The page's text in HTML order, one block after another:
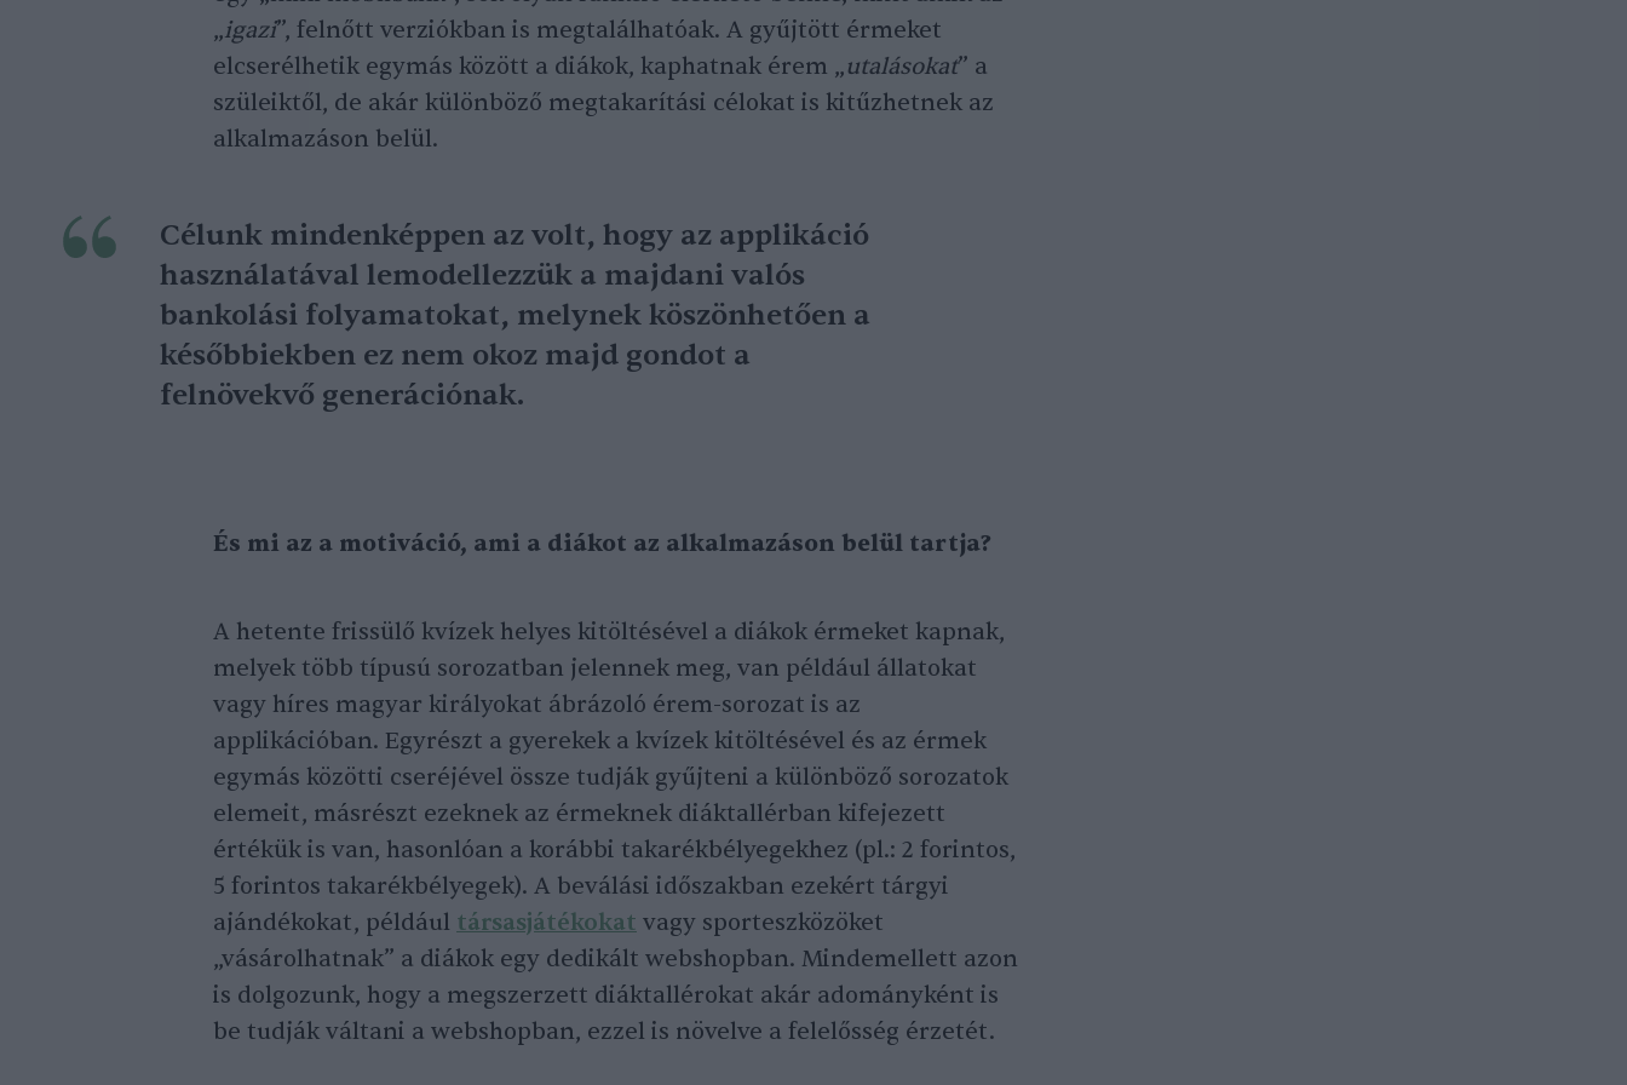
„igazi”, felnőtt verziókban is megtalálhatóak. A gyűjtött érmeket
elcserélhetik egymás között a diákok, kaphatnak érem „utalásokat” a
szüleiktől, de akár különböző megtakarítási célokat is kitűzhetnek az
alkalmazáson belül.
Célunk mindenképpen az volt, hogy az applikáció
használatával lemodellezzük a majdani valós
bankolási folyamatokat, melynek köszönhetően a
későbbiekben ez nem okoz majd gondot a
felnövekvő generációnak.
És mi az a motiváció, ami a diákot az alkalmazáson belül tartja?
A hetente frissülő kvízek helyes kitöltésével a diákok érmeket kapnak,
melyek több típusú sorozatban jelennek meg, van például állatokat
vagy híres magyar királyokat ábrázoló érem-sorozat is az
applikációban. Egyrészt a gyerekek a kvízek kitöltésével és az érmek
egymás közötti cseréjével össze tudják gyűjteni a különböző sorozatok
elemeit, másrészt ezeknek az érmeknek diáktallérban kifejezett
értékük is van, hasonlóan a korábbi takarékbélyegekhez (pl.: 2 forintos,
5 forintos takarékbélyegek). A beválási időszakban ezekért tárgyi
ajándékokat, például társasjátékokat vagy sporteszközöket
„vásárolhatnak” a diákok egy dedikált webshopban. Mindemellett azon
is dolgozunk, hogy a megszerzett diáktallérokat akár adományként is
be tudják váltani a webshopban, ezzel is növelve a felelősség érzetét.